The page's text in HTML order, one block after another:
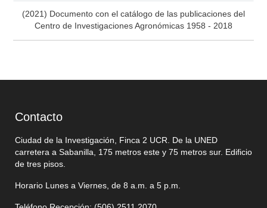
(2021) Documento con el catálogo de las publicaciones del
Centro de Investigaciones Agronómicas 1958 - 2018
Contacto
Ciudad de la Investigación, Finca 2 UCR. De la UNED
carretera a Sabanilla, 175 metros este y 75 metros sur. Edificio
de tres pisos.
Horario Lunes a Viernes, de 8 a.m. a 5 p.m.